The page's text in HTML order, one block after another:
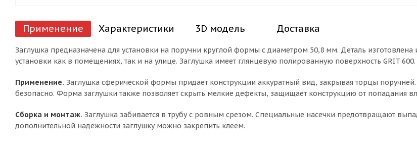
Применение Характеристики 3D модель Доставка
Заглушка предназначена для установки на поручни круглой формы с диаметром 50,8 мм. Деталь
установки как в помещениях, так и на улице. Заглушка имеет глянцевую полированную поверхность GRIT 600.
Применение. Заглушка сферической формы придает конструкции аккуратный вид, закрывая торцы
безопасно. Форма заглушки также позволяет скрыть мелкие дефекты, защищает конструкцию от попадания
Сборка и монтаж. Заглушка забивается в трубу с ровным срезом. Специальные насечки предотвращают
дополнительной надежности заглушку можно закрепить клеем.